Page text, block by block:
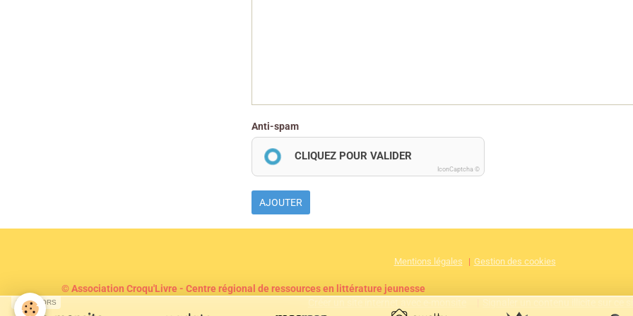
Anti-spam
CLIQUEZ POUR VALIDER
IconCaptcha ©
AJOUTER
Mentions légales Gestion des cookies
© Association Croqu'Livre - Centre régional de ressources en littérature jeunesse
SPONSORS